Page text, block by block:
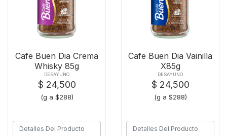
Cafe Buen Dia Crema
Whisky 85g
DESAYUNO
$ 24,500
(g a $288)
Cafe Buen Dia Vainilla
X85g
DESAYUNO
$ 24,500
(g a $288)